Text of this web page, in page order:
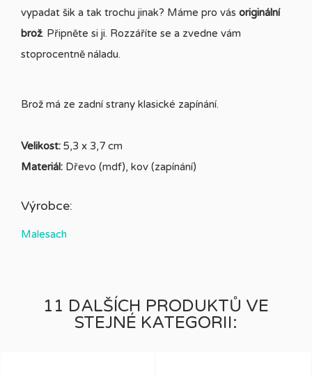
vypadat šik a tak trochu jinak? Máme pro vás originální
brož. Připněte si ji. Rozzáříte se a zvedne vám
stoprocentně náladu.
Brož má ze zadní strany klasické zapínání.
Velikost: 5,3 x 3,7 cm
Materiál: Dřevo (mdf), kov (zapínání)
Výrobce:
Malesach
11 DALŠÍCH PRODUKTŮ VE
STEJNÉ KATEGORII: